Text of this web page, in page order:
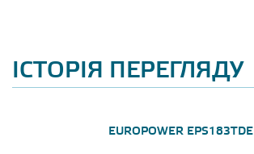
ІСТОРІЯ ПЕРЕГЛЯДУ
EUROPOWER EPS183TDE